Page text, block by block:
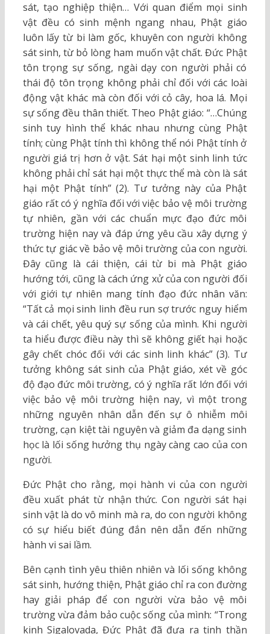
sát, tạo nghiệp thiện… Với quan điểm mọi sinh
vật đều có sinh mệnh ngang nhau, Phật giáo
luôn lấy từ bi làm gốc, khuyên con người không
sát sinh, từ bỏ lòng ham muốn vật chất. Đức Phật
tôn trọng sự sống, ngài dạy con người phải có
thái độ tôn trọng không phải chỉ đối với các loài
động vật khác mà còn đối với cỏ cây, hoa lá. Mọi
sự sống đều thân thiết. Theo Phật giáo: “…Chúng
sinh tuy hình thể khác nhau nhưng cùng Phật
tính; cùng Phật tính thì không thể nói Phật tính ở
người giá trị hơn ở vật. Sát hại một sinh linh tức
không phải chỉ sát hại một thực thể mà còn là sát
hại một Phật tính” (2). Tư tưởng này của Phật
giáo rất có ý nghĩa đối với việc bảo vệ môi trường
tự nhiên, gần với các chuẩn mực đạo đức môi
trường hiện nay và đáp ứng yêu cầu xây dựng ý
thức tự giác về bảo vệ môi trường của con người.
Đây cũng là cái thiện, cái từ bi mà Phật giáo
hướng tới, cũng là cách ứng xử của con người đối
với giới tự nhiên mang tính đạo đức nhân văn:
“Tất cả mọi sinh linh đều run sợ trước nguy hiểm
và cái chết, yêu quý sự sống của mình. Khi người
ta hiểu được điều này thì sẽ không giết hại hoặc
gây chết chóc đối với các sinh linh khác” (3). Tư
tưởng không sát sinh của Phật giáo, xét về góc
độ đạo đức môi trường, có ý nghĩa rất lớn đối với
việc bảo vệ môi trường hiện nay, vì một trong
những nguyên nhân dẫn đến sự ô nhiễm môi
trường, cạn kiệt tài nguyên và giảm đa dạng sinh
học là lối sống hưởng thụ ngày càng cao của con
người.
Đức Phật cho rằng, mọi hành vi của con người
đều xuất phát từ nhận thức. Con người sát hại
sinh vật là do vô minh mà ra, do con người không
có sự hiểu biết đúng đắn nên dẫn đến những
hành vi sai lầm.
Bên cạnh tình yêu thiên nhiên và lối sống không
sát sinh, hướng thiện, Phật giáo chỉ ra con đường
hay giải pháp để con người vừa bảo vệ môi
trường vừa đảm bảo cuộc sống của mình: “Trong
kinh Sigalovada, Đức Phật đã đưa ra tinh thần